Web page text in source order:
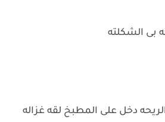
بى الشكلته
دخل على المطبخ لقه غزاله